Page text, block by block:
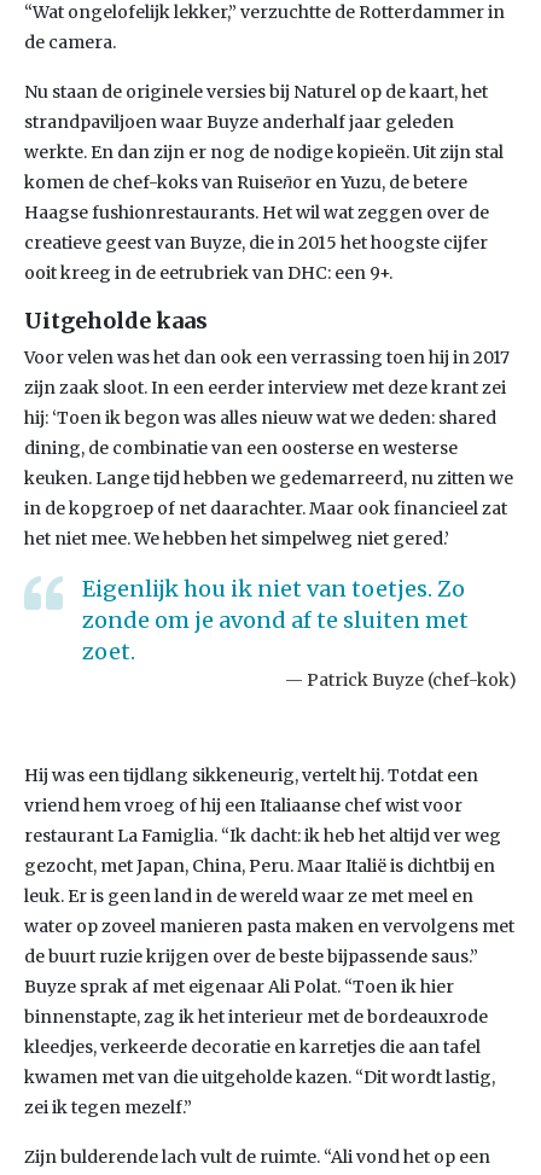
“Wat ongelofelijk lekker,” verzuchtte de Rotterdammer in
de camera.
Nu staan de originele versies bij Naturel op de kaart, het
strandpaviljoen waar Buyze anderhalf jaar geleden
werkte. En dan zijn er nog de nodige kopieën. Uit zijn stal
komen de chef-koks van Ruiseñor en Yuzu, de betere
Haagse fushionrestaurants. Het wil wat zeggen over de
creatieve geest van Buyze, die in 2015 het hoogste cijfer
ooit kreeg in de eetrubriek van DHC: een 9+.
Uitgeholde kaas
Voor velen was het dan ook een verrassing toen hij in 2017
zijn zaak sloot. In een eerder interview met deze krant zei
hij: ‘Toen ik begon was alles nieuw wat we deden: shared
dining, de combinatie van een oosterse en westerse
keuken. Lange tijd hebben we gedemarreerd, nu zitten we
in de kopgroep of net daarachter. Maar ook financieel zat
het niet mee. We hebben het simpelweg niet gered.’
Eigenlijk hou ik niet van toetjes. Zo
zonde om je avond af te sluiten met
zoet.
Patrick Buyze (chef-kok)
Hij was een tijdlang sikkeneurig, vertelt hij. Totdat een
vriend hem vroeg of hij een Italiaanse chef wist voor
restaurant La Famiglia. “Ik dacht: ik heb het altijd ver weg
gezocht, met Japan, China, Peru. Maar Italië is dichtbij en
leuk. Er is geen land in de wereld waar ze met meel en
water op zoveel manieren pasta maken en vervolgens met
de buurt ruzie krijgen over de beste bijpassende saus.”
Buyze sprak af met eigenaar Ali Polat. “Toen ik hier
binnenstapte, zag ik het interieur met de bordeauxrode
kleedjes, verkeerde decoratie en karretjes die aan tafel
kwamen met van die uitgeholde kazen. “Dit wordt lastig,
zei ik tegen mezelf.”
Zijn bulderende lach vult de ruimte. “Ali vond het op een